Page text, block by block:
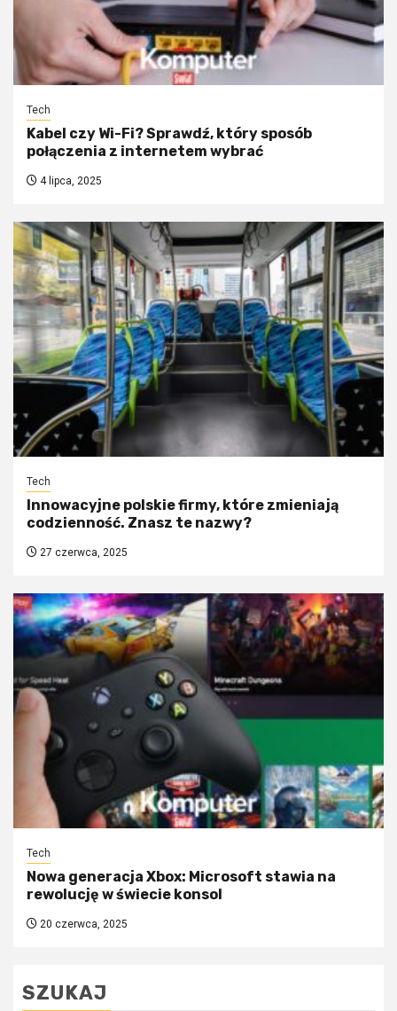
Tech
Kabel czy Wi-Fi? Sprawdź, który sposób
połączenia z internetem wybrać
4 lipca, 2025
Tech
Innowacyjne polskie firmy, które zmieniają
codzienność. Znasz te nazwy?
27 czerwca, 2025
Tech
Nowa generacja Xbox: Microsoft stawia na
rewolucję w świecie konsol
20 czerwca, 2025
SZUKAJ